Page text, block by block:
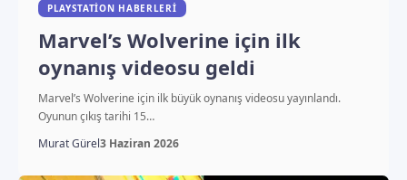
PLAYSTATION HABERLERI
Marvel’s Wolverine için ilk
oynanış videosu geldi
Marvel’s Wolverine için ilk büyük oynanış videosu yayınlandı.
Oyunun çıkış tarihi 15…
Murat Gürel3 Haziran 2026